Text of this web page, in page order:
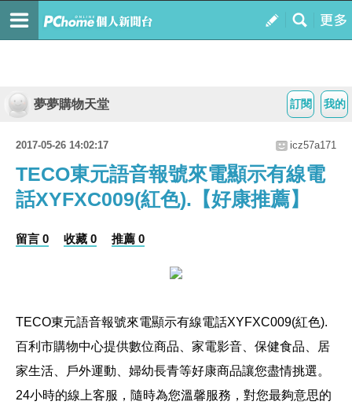
我的
訂閱
夢夢購物天堂
2017-05-26 14:02:17 icz57a171
TECO東元語音報號來電顯示有線電
話XYFXC009(紅色).【好康推薦】
留言 0 收藏 0 推薦 0
TECO東元語音報號來電顯示有線電話XYFXC009(紅色).
百利市購物中心提供數位商品、家電影音、保健食品、居
家生活、戶外運動、婦幼長青等好康商品讓您盡情挑選。
24小時的線上客服，隨時為您溫馨服務，對您最夠意思的